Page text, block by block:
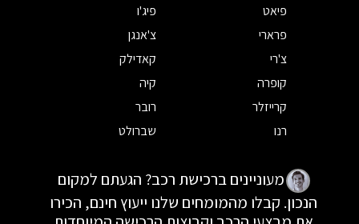
פיאט
פיג'ו
פרארי
צ'אנגן
צ'רי
קאדילק
קופרה
קיה
קרייזלר
רובר
רנו
שברולט
מעוניינים ברכישת רכב? הגעתם למקום
הנכון. קבלו מהמומחים שלנו ייעוץ חינם, הכירו